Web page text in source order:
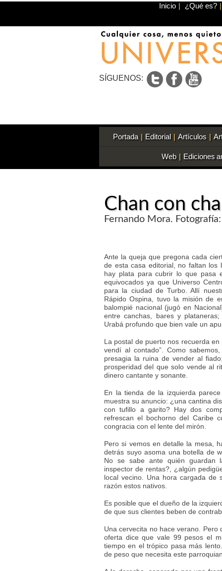
Inicio | ¿Qué es? |
SÍGUENOS:
Portada | Editorial | Artículos |
Web | Ediciones
Chan con
Fernando Mora.
Ante la queja que pregona cada
de esta casa editorial, no faltan los
hay plata para cubrir lo que pasa
equivocados ya que Universo
para la ciudad de Turbo. Allí
Rápido Ospina, tuvo la misión de
balompié nacional (jugó en
entre canchas, bares y
Urabá profundo que bien vale un
La postal de puerto nos recuerda
vendí al contado”. Como
presagia la ruina de vender al
prosperidad del que solo vende al
dinero cantante y sonante.
En la tienda de la izquierda
muestra su anuncio: ¿una cantina
con tufillo a garito? Hay dos
refrescan el bochorno del Caribe
congracia con el lente del mirón.
Pero si vemos en detalle la mesa,
detrás suyo asoma una botella de
No se sabe ante quién guardan
inspector de rentas?, ¿algún
local vecino. Una hora cargada de
razón estos nativos.
Es posible que el dueño de la
de que sus clientes beben de
Una cervecita no hace verano.
oferta dice que vale 99 pesos el
tiempo en el trópico pasa más
de peso que necesita este